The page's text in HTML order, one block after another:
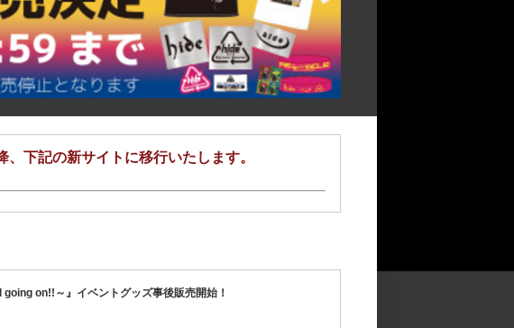
下記の新サイトに移行いたします。
on!!～』イベントグッズ事後販売開始！